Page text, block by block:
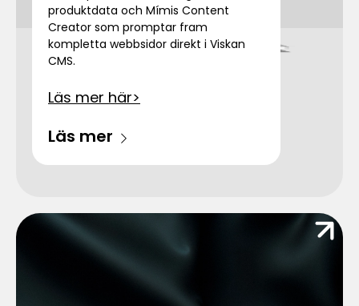
produktdata och Mímis Content
Creator som promptar fram
kompletta webbsidor direkt i Viskan
CMS.
Läs mer här>
Läs mer